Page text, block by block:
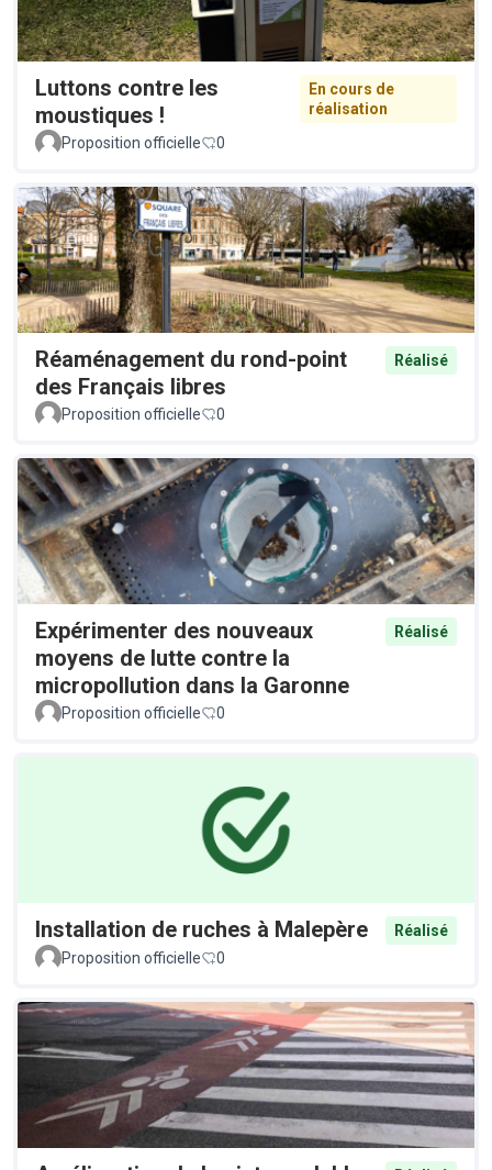
Luttons contre les
moustiques !
En cours de
réalisation
Proposition officielle
0
Réaménagement du rond-point
des Français libres
Réalisé
Proposition officielle 0
Expérimenter des nouveaux
moyens de lutte contre la
micropollution dans la Garonne
Réalisé
Proposition officielle 0
Installation de ruches à Malepère
Réalisé
Proposition officielle
0